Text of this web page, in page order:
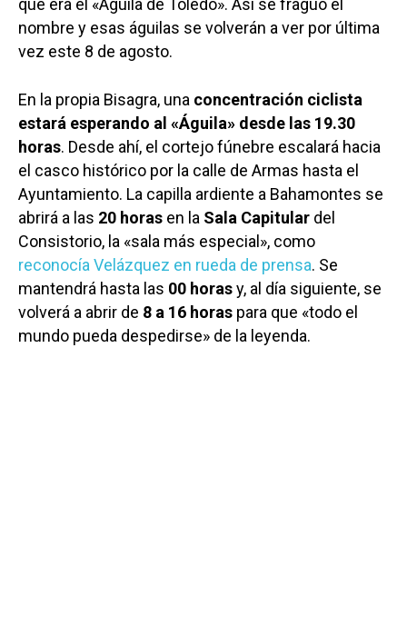
que era el «Águila de Toledo». Así se fraguó el
nombre y esas águilas se volverán a ver por última
vez este 8 de agosto.
En la propia Bisagra, una concentración ciclista
estará esperando al «Águila» desde las 19.30
horas. Desde ahí, el cortejo fúnebre escalará hacia
el casco histórico por la calle de Armas hasta el
Ayuntamiento. La capilla ardiente a Bahamontes se
abrirá a las 20 horas en la Sala Capitular del
Consistorio, la «sala más especial», como
reconocía Velázquez en rueda de prensa. Se
mantendrá hasta las 00 horasy, al día siguiente, se
volverá a abrir de 8 a 16 horas para que «todo el
mundo pueda despedirse» de la leyenda.